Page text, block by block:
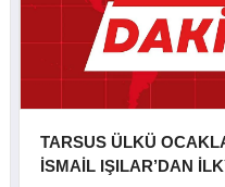
TARSUS ÜLKÜ
İSMAİL IŞILAR’DAN